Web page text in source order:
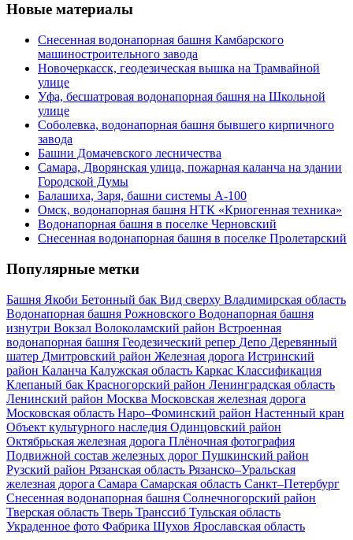
Новые материалы
Снесенная водонапорная башня Камбарского
машиностроительного завода
Новочеркасск, геодезическая вышка на Трамвайной
улице
Уфа, бесшатровая водонапорная башня на Школьной
улице
Соболевка, водонапорная башня бывшего кирпичного
завода
Башни Домачевского лесничества
Самара, Дворянская улица, пожарная каланча на здании
Городской Думы
Балашиха, Заря, башни системы А-100
Омск, водонапорная башня НТК «Криогенная техника»
Водонапорная башня в поселке Черновский
Снесенная водонапорная башня в поселке Пролетарский
Популярные метки
Башня Якоби Бетонный бак Вид сверху Владимирская область
Водонапорная башня Рожновского Водонапорная башня
изнутри Вокзал Волоколамский район Встроенная
водонапорная башня Геодезический репер Депо Деревянный
шатер Дмитровский район Железная дорога Истринский
район Каланча Калужская область Каркас Классификация
Клепаный бак Красногорский район Ленинградская область
Ленинский район Москва Московская железная дорога
Московская область Наро–Фоминский район Настенный кран
Объект культурного наследия Одинцовский район
Октябрьская железная дорога Плёночная фотография
Подвижной состав железных дорог Пушкинский район
Рузский район Рязанская область Рязанско–Уральская
железная дорога Самара Самарская область Санкт–Петербург
Снесенная водонапорная башня Солнечногорский район
Тверская область Тверь Транссиб Тульская область
Украденное фото Фабрика Шухов Ярославская область